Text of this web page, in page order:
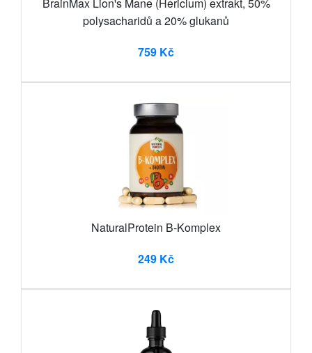
BrainMax Lion's Mane (Hericium) extrakt, 50%
polysacharidů a 20% glukanů
759 Kč
NaturalProtein B-Komplex
249 Kč